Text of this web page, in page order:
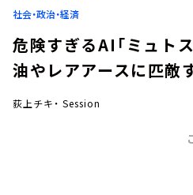
社会・政治・経済
危険すぎるAI「ミュト
油やレアアースに匹敵
荻上チキ・ Session